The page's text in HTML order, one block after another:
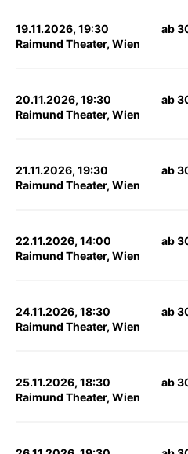
19.11.2026, 19:30
Raimund Theater, Wien
ab
20.11.2026, 19:30
Raimund Theater, Wien
ab
21.11.2026, 19:30
Raimund Theater, Wien
ab
22.11.2026, 14:00
Raimund Theater, Wien
ab
24.11.2026, 18:30
Raimund Theater, Wien
ab
25.11.2026, 18:30
Raimund Theater, Wien
ab